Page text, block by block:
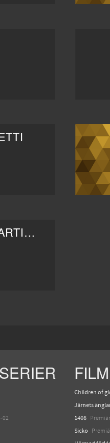
PEPPINO DE MARTINO
02
Children of
Järnets
1408
Sicko